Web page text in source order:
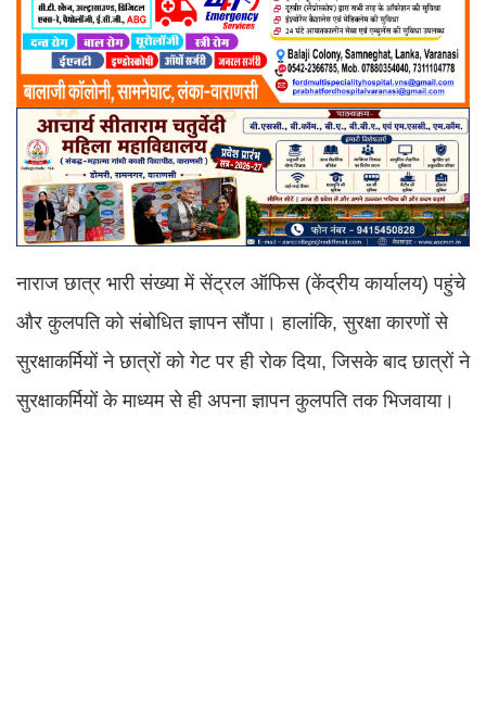
नाराज छात्र भारी संख्या में सेंट्रल ऑफिस (केंद्रीय कार्यालय) पहुंचे
और कुलपति को संबोधित ज्ञापन सौंपा। हालांकि, सुरक्षा कारणों से
सुरक्षाकर्मियों ने छात्रों को गेट पर ही रोक दिया, जिसके बाद छात्रों ने
सुरक्षाकर्मियों के माध्यम से ही अपना ज्ञापन कुलपति तक भिजवाया।